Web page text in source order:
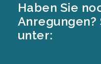
Haben Sie
Anregungen?
unter: